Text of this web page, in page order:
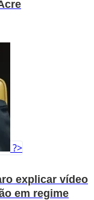
?>
explicar vídeo
em regime